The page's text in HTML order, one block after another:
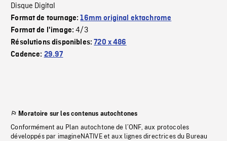
Disque Digital
Format de tournage:16mm original ektachrome
Format de l'image:4/3
Résolutions disponibles:720 x 486
Cadence: 29.97
Moratoire sur les contenus autochtones
Conformément au Plan autochtone de l’ONF, aux protocoles
développés par imagineNATIVE et aux lignes directrices du Bureau